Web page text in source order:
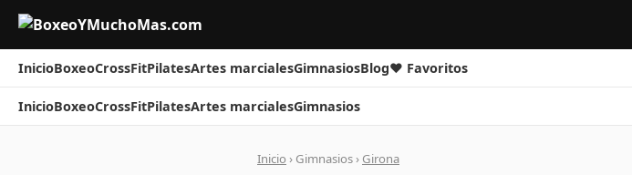
InicioBoxeoCrossFitPilatesArtes marcialesGimnasiosBlog❤ Favoritos
InicioBoxeoCrossFitPilatesArtes marcialesGimnasios
Inicio › Gimnasios › Girona